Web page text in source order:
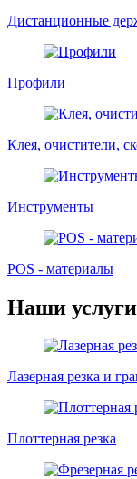
Дистанционные
Профили
Клея, очистители,
Инструменты
POS - материалы
Наши услуги
Лазерная резка и
Плоттерная резка